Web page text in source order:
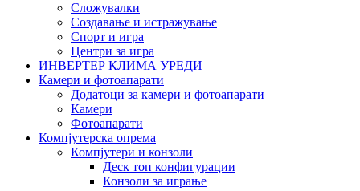
Сложувалки
Создавање и истражување
Спорт и игра
Центри за игра
ИНВЕРТЕР КЛИМА УРЕДИ
Камери и фотоапарати
Додатоци за камери и фотоапарати
Камери
Фотоапарати
Компјутерска опрема
Компјутери и конзоли
Деск топ конфигурации
Конзоли за играње